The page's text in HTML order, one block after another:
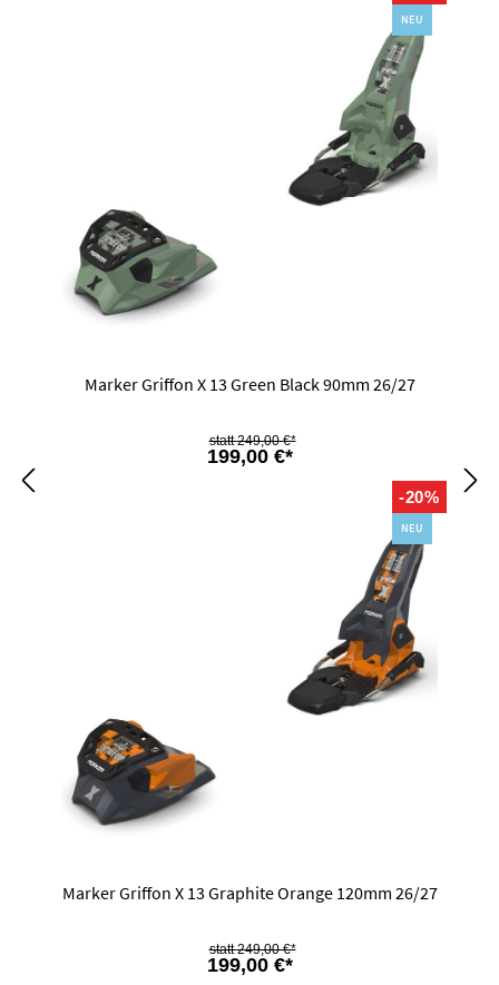
NEU
Marker Griffon X 13 Green Black 90mm 26/27
199,00 €*
249,00 €*
-20%
NEU
Marker Griffon X 13 Graphite Orange 120mm 26/27
199,00 €*
249,00 €*